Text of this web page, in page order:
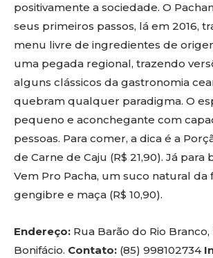
positivamente a sociedade. O
seus primeiros passos, lá em 2016,
menu livre de ingredientes de
uma pegada regional, trazendo
alguns clássicos da gastronomia
quebram qualquer paradigma. O
pequeno e aconchegante com
pessoas. Para comer, a dica é a
de Carne de Caju (R$ 21,90). Já para
Vem Pro Pacha, um suco natural da
gengibre e maça (R$ 10,90).
Endereço: Rua Barão do Rio Branco,
Bonifácio. Contato: (85) 998102734